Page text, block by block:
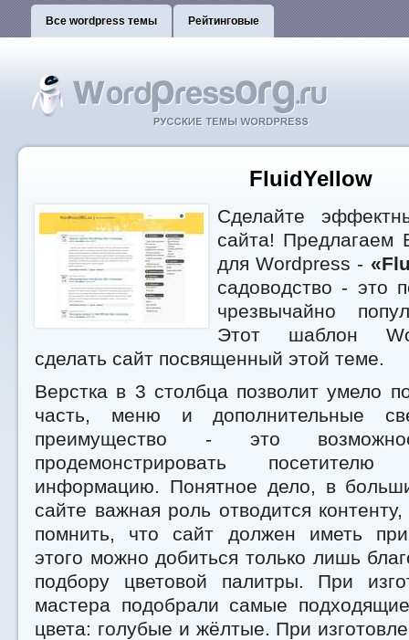
Все wordpress темы Рейтинговые
FluidYellow
Сделайте
сайта! Предлагаем
для Wordpress -
садоводство - это
чрезвычайно
Этот шаблон
сделать сайт посвященный этой теме.
Верстка в 3 столбца позволит умело
часть, меню и дополнительные
преимущество - это
продемонстрировать
информацию. Понятное дело, в
сайте важная роль отводится
помнить, что сайт должен иметь
этого можно добиться только лишь
подбору цветовой палитры. При
мастера подобрали самые
цвета: голубые и жёлтые. При